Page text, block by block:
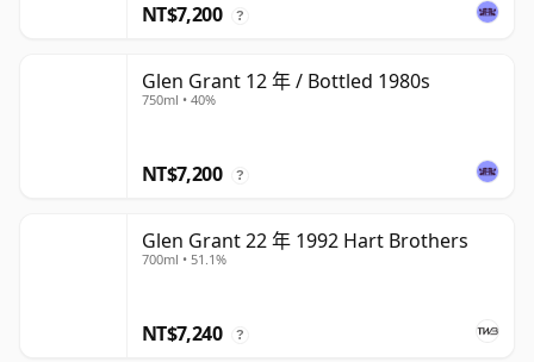
NT$7,200 ?
Glen Grant 12 年 / Bottled 1980s
750ml • 40%
NT$7,200 ?
Glen Grant 22 年 1992 Hart Brothers
700ml • 51.1%
NT$7,240 ?